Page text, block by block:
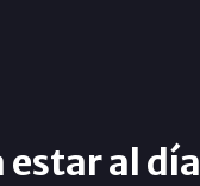
estar al día